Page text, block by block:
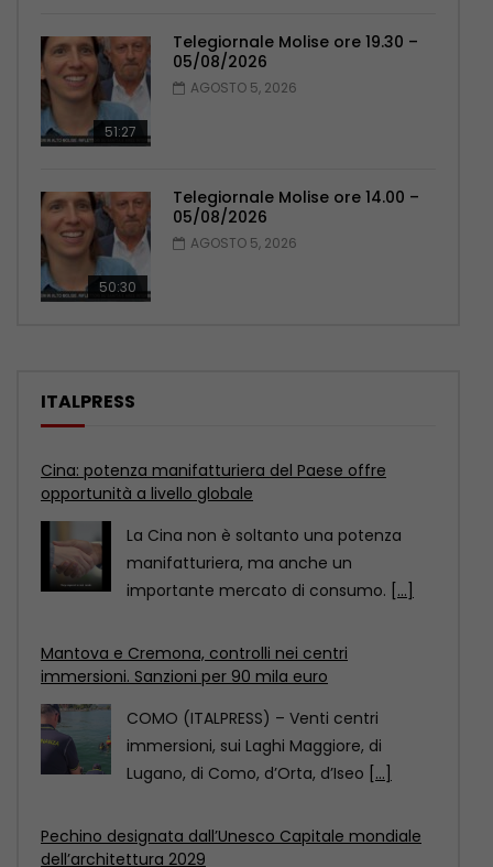
51:27
Telegiornale Molise ore 19.30 –
05/08/2026
AGOSTO 5, 2026
50:30
Telegiornale Molise ore 14.00 –
05/08/2026
AGOSTO 5, 2026
ITALPRESS
Cina: potenza manifatturiera del Paese offre
opportunità a livello globale
La Cina non è soltanto una potenza
manifatturiera, ma anche un
importante mercato di consumo. [...]
Mantova e Cremona, controlli nei centri
immersioni. Sanzioni per 90 mila euro
COMO (ITALPRESS) – Venti centri
immersioni, sui Laghi Maggiore, di
Lugano, di Como, d’Orta, d’Iseo [...]
Pechino designata dall’Unesco Capitale mondiale
dell’architettura 2029